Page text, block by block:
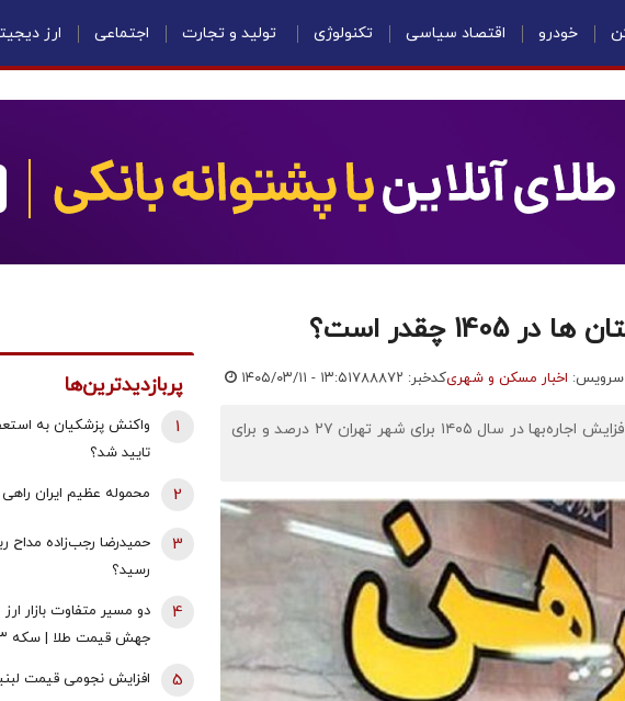
خودرو اقتصاد سیاسی تکنولوژی تولید و تجارت اجتماعی ارز
چقدر است؟
سرویس: اخبار مسکن و شهریکدخبر: ۷۸۸۸۷۲ ۱۴۰۵/۰۳/۱۱ - ۱۳:۵۱
اقتصادنیوز: نایب‌رئیس اتحادیه مشاوران املاک گفت: پیشنهاد سقف افزایش اجاره‌بها در سال ۱۴۰۵ برای شهر تهران ۲۷ درصد و برای
پربازدیدترین‌ها
واکنش پزشکیان به
تایید شد؟
1
محموله عظیم ایران 2
حمیدرضا رجب‌زاده مداح
رسید؟
3
دو مسیر متفاوت بازار ارز
جهش قیمت طلا | سکه ۲.۳ میلیون گران شد
4
افزایش نجومی قیمت 5